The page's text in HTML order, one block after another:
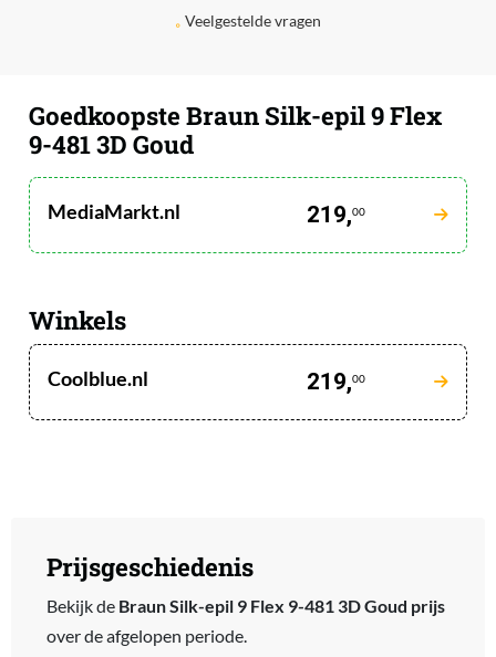
Veelgestelde vragen
Goedkoopste Braun Silk-epil 9 Flex
9-481 3D Goud
MediaMarkt.nl 219,00
Winkels
Coolblue.nl 219,00
Prijsgeschiedenis
Bekijk de Braun Silk-epil 9 Flex 9-481 3D Goud prijs
over de afgelopen periode.